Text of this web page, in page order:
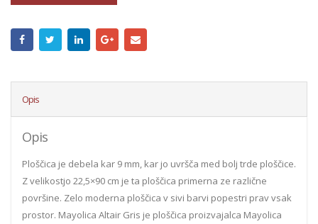
Opis
Opis
Ploščica je debela kar 9 mm, kar jo uvršča med bolj trde ploščice.
Z velikostjo 22,5×90 cm je ta ploščica primerna ze različne
površine. Zelo moderna ploščica v sivi barvi popestri prav vsak
prostor. Mayolica Altair Gris je ploščica proizvajalca Mayolica